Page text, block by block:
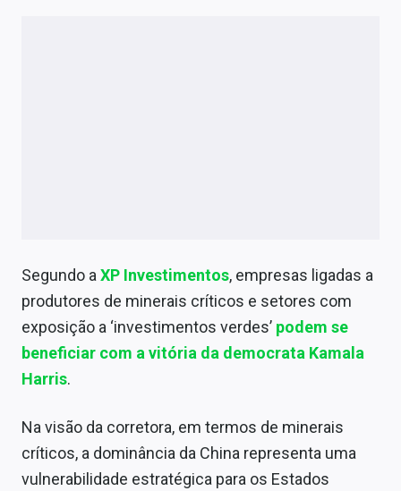
Segundo a XP Investimentos, empresas ligadas a
produtores de minerais críticos e setores com
exposição a ‘investimentos verdes’ podem se
beneficiar com a vitória da democrata Kamala
Harris.
Na visão da corretora, em termos de minerais
críticos, a dominância da China representa uma
vulnerabilidade estratégica para os Estados